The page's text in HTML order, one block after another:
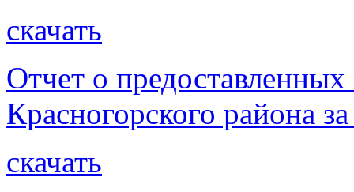
скачать
Отчет о
Красногорского района
скачать